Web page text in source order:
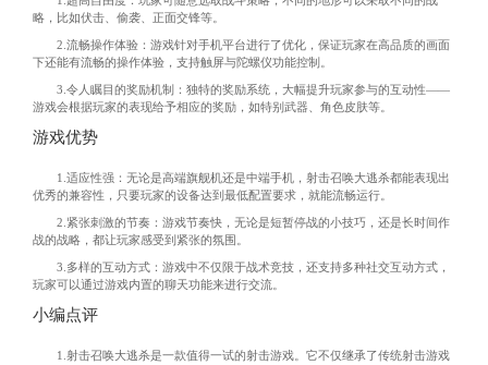
略，比如伏击、偷袭、正面交锋等。
2.流畅操作体验：游戏针对手机平台进行了优化，保证玩家在高品质的画面
下还能有流畅的操作体验，支持触屏与陀螺仪功能控制。
3.令人瞩目的奖励机制：独特的奖励系统，大幅提升玩家参与的互动性——
游戏会根据玩家的表现给予相应的奖励，如特别武器、角色皮肤等。
游戏优势
1.适应性强：无论是高端旗舰机还是中端手机，射击召唤大逃杀都能表现出
优秀的兼容性，只要玩家的设备达到最低配置要求，就能流畅运行。
2.紧张刺激的节奏：游戏节奏快，无论是短暂停战的小技巧，还是长时间作
战的战略，都让玩家感受到紧张的氛围。
3.多样的互动方式：游戏中不仅限于战术竞技，还支持多种社交互动方式，
玩家可以通过游戏内置的聊天功能来进行交流。
小编点评
1.射击召唤大逃杀是一款值得一试的射击游戏。它不仅继承了传统射击游戏